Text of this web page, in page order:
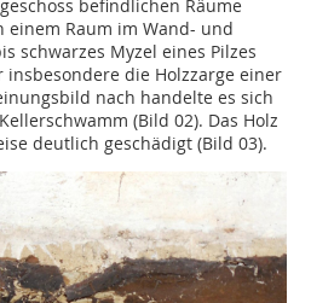
befindlichen Räume
Raum im Wand- und
schwarzes Myzel eines Pilzes
die Holzzarge einer
nach handelte es sich
(Bild 02). Das Holz
deutlich geschädigt (Bild 03).